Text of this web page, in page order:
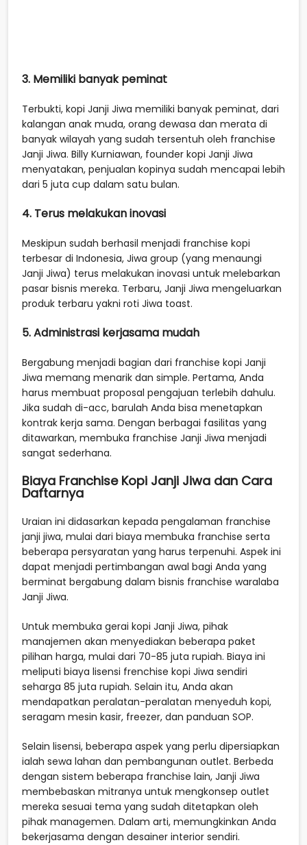
3. Memiliki banyak peminat
Terbukti, kopi Janji Jiwa memiliki banyak peminat, dari
kalangan anak muda, orang dewasa dan merata di
banyak wilayah yang sudah tersentuh oleh franchise
Janji Jiwa. Billy Kurniawan, founder kopi Janji Jiwa
menyatakan, penjualan kopinya sudah mencapai lebih
dari 5 juta cup dalam satu bulan.
4. Terus melakukan inovasi
Meskipun sudah berhasil menjadi franchise kopi
terbesar di Indonesia, Jiwa group (yang menaungi
Janji Jiwa) terus melakukan inovasi untuk melebarkan
pasar bisnis mereka. Terbaru, Janji Jiwa mengeluarkan
produk terbaru yakni roti Jiwa toast.
5. Administrasi kerjasama mudah
Bergabung menjadi bagian dari franchise kopi Janji
Jiwa memang menarik dan simple. Pertama, Anda
harus membuat proposal pengajuan terlebih dahulu.
Jika sudah di-acc, barulah Anda bisa menetapkan
kontrak kerja sama. Dengan berbagai fasilitas yang
ditawarkan, membuka franchise Janji Jiwa menjadi
sangat sederhana.
Biaya Franchise Kopi Janji Jiwa dan Cara
Daftarnya
Uraian ini didasarkan kepada pengalaman franchise
janji jiwa, mulai dari biaya membuka franchise serta
beberapa persyaratan yang harus terpenuhi. Aspek ini
dapat menjadi pertimbangan awal bagi Anda yang
berminat bergabung dalam bisnis franchise waralaba
Janji Jiwa.
Untuk membuka gerai kopi Janji Jiwa, pihak
manajemen akan menyediakan beberapa paket
pilihan harga, mulai dari 70-85 juta rupiah. Biaya ini
meliputi biaya lisensi frenchise kopi Jiwa sendiri
seharga 85 juta rupiah. Selain itu, Anda akan
mendapatkan peralatan-peralatan menyeduh kopi,
seragam mesin kasir, freezer, dan panduan SOP.
Selain lisensi, beberapa aspek yang perlu dipersiapkan
ialah sewa lahan dan pembangunan outlet. Berbeda
dengan sistem beberapa franchise lain, Janji Jiwa
membebaskan mitranya untuk mengkonsep outlet
mereka sesuai tema yang sudah ditetapkan oleh
pihak managemen. Dalam arti, memungkinkan Anda
bekerjasama dengan desainer interior sendiri.